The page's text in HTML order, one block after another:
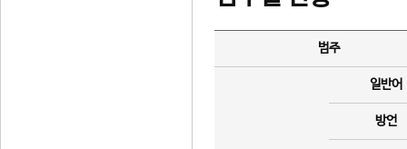
범주
일반어
방언